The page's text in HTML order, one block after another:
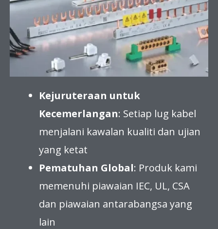
Kejuruteraan untuk
Kecemerlangan: Setiap lug kabel
menjalani kawalan kualiti dan ujian
yang ketat
Pematuhan Global: Produk kami
memenuhi piawaian IEC, UL, CSA
dan piawaian antarabangsa yang
lain